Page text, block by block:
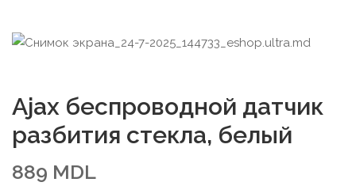
Ajax беспроводной датчик
разбития стекла, белый
889 MDL